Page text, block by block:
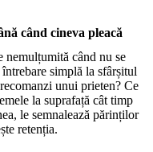
când cineva pleacă
nemulțumită când nu se
simplă la sfârșitul
unui prieten? Ce
la suprafață cât timp
le semnalează părinților
retenția.